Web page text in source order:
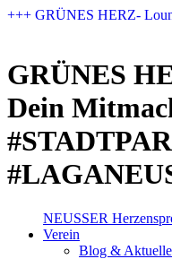
Zum
+++ GRÜNES HERZ-
GRÜNES
Dein
NEUSSER
Verein
Blog &